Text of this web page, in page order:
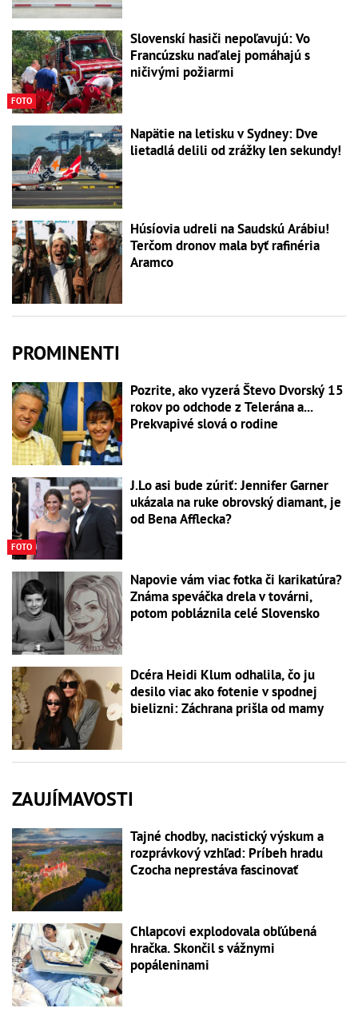
FOTO
Slovenskí hasiči nepoľavujú: Vo
Francúzsku naďalej pomáhajú s
ničivými požiarmi
Napätie na letisku v Sydney: Dve
lietadlá delili od zrážky len sekundy!
Húsíovia udreli na Saudskú Arábiu!
Terčom dronov mala byť rafinéria
Aramco
PROMINENTI
Pozrite, ako vyzerá Števo Dvorský 15
rokov po odchode z Telerána a...
Prekvapivé slová o rodine
FOTO
J.Lo asi bude zúriť: Jennifer Garner
ukázala na ruke obrovský diamant, je
od Bena Afflecka?
Napovie vám viac fotka či karikatúra?
Známa speváčka drela v továrni,
potom pobláznila celé Slovensko
Dcéra Heidi Klum odhalila, čo ju
desilo viac ako fotenie v spodnej
bielizni: Záchrana prišla od mamy
ZAUJÍMAVOSTI
Tajné chodby, nacistický výskum a
rozprávkový vzhľad: Príbeh hradu
Czocha neprestáva fascinovať
Chlapcovi explodovala obľúbená
hračka. Skončil s vážnymi
popáleninami